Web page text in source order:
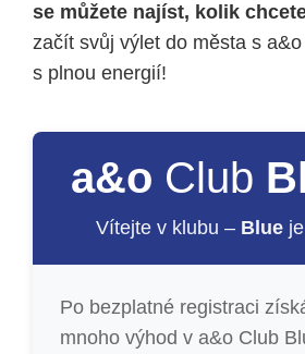
se můžete najíst, kolik
začít svůj výlet do města s
s plnou energií!
a&o Club
Vítejte v klubu – Blue
Po bezplatné registraci
mnoho výhod v a&o Club